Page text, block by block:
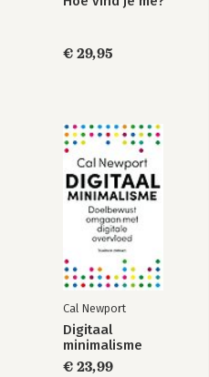
€ 29,95
Cal Newport
Digitaal
minimalisme
€ 23,99